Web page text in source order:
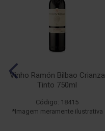
Vinho Ramón Bilbao Crianza
Tinto 750ml
Código: 18415
*Imagem meramente ilustrativa